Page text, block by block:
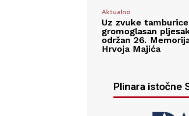
Aktualno
Uz zvuke
gromoglasan
održan 26.
Hrvoja Majića
Plinara istočne